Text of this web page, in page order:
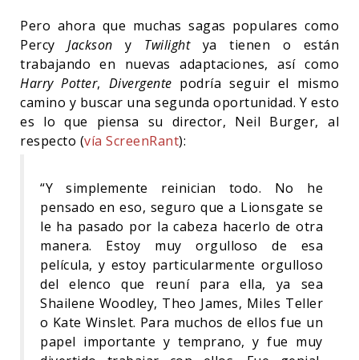
Pero ahora que muchas sagas populares como
Percy Jackson y Twilight ya tienen o están
trabajando en nuevas adaptaciones, así como
Harry Potter, Divergente podría seguir el mismo
camino y buscar una segunda oportunidad. Y esto
es lo que piensa su director, Neil Burger, al
respecto (vía ScreenRant):
“Y simplemente reinician todo. No he
pensado en eso, seguro que a Lionsgate se
le ha pasado por la cabeza hacerlo de otra
manera. Estoy muy orgulloso de esa
película, y estoy particularmente orgulloso
del elenco que reuní para ella, ya sea
Shailene Woodley, Theo James, Miles Teller
o Kate Winslet. Para muchos de ellos fue un
papel importante y temprano, y fue muy